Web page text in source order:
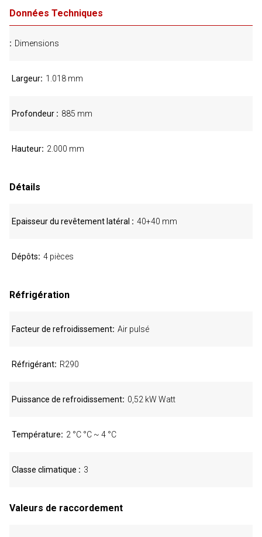
Données Techniques
Dimensions
Largeur 1.018 mm
Profondeur 885 mm
Hauteur 2.000 mm
Détails
Epaisseur du revêtement latéral 40+40 mm
Dépôts 4 pièces
Réfrigération
Facteur de refroidissement Air pulsé
Réfrigérant R290
Puissance de refroidissement 0,52 kW Watt
Température 2 °C °C ~ 4 °C
Classe climatique 3
Valeurs de raccordement